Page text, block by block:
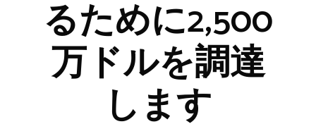
るために2,500
万ドルを調達
します